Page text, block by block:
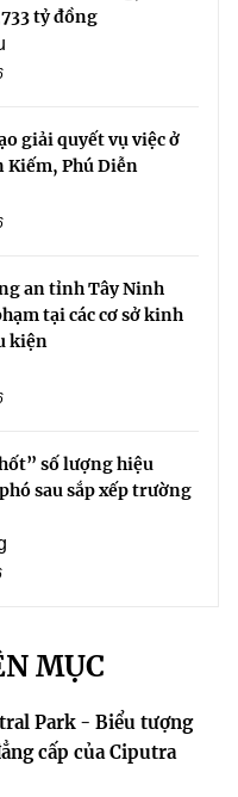
tỷ đồng
giải quyết vụ việc ở
Kiếm, Phú Diễn
an tỉnh Tây Ninh
tại các cơ sở kinh
kiện
số lượng hiệu
sau sắp xếp trường
MỤC
Park - Biểu tượng
cấp của Ciputra